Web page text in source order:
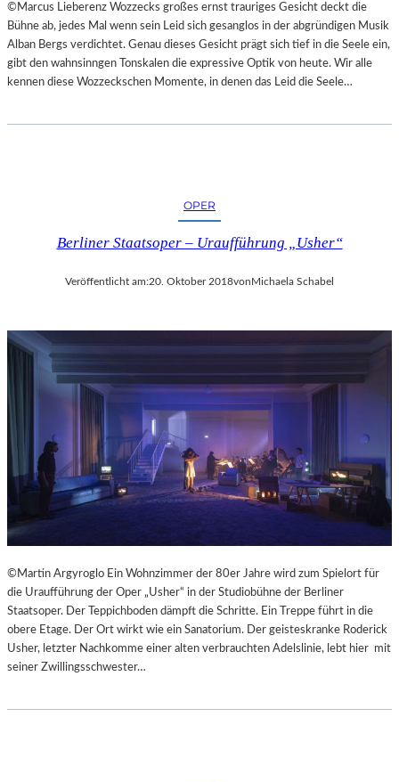
©Marcus Lieberenz Wozzecks großes ernst trauriges Gesicht deckt die
Bühne ab, jedes Mal wenn sein Leid sich gesanglos in der abgründigen Musik
Alban Bergs verdichtet. Genau dieses Gesicht prägt sich tief in die Seele ein,
gibt den wahnsinngen Tonskalen die expressive Optik von heute. Wir alle
kennen diese Wozzeckschen Momente, in denen das Leid die Seele…
OPER
Berliner Staatsoper – Uraufführung „Usher“
Veröffentlicht am:20. Oktober 2018von Michaela Schabel
©Martin Argyroglo Ein Wohnzimmer der 80er Jahre wird zum Spielort für
die Uraufführung der Oper „Usher“ in der Studiobühne der Berliner
Staatsoper. Der Teppichboden dämpft die Schritte. Ein Treppe führt in die
obere Etage. Der Ort wirkt wie ein Sanatorium. Der geisteskranke Roderick
Usher, letzter Nachkomme einer alten verbrauchten Adelslinie, lebt hier mit
seiner Zwillingsschwester…